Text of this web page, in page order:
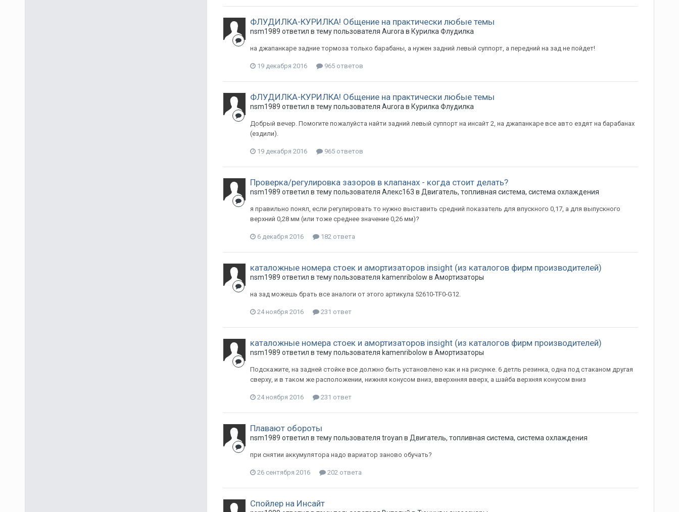
ФЛУДИЛКА-КУРИЛКА! Общение на практически любые темы
nsm1989 ответил в тему пользователя Aurora в Курилка Флудилка
на джапанкаре задние тормоза только барабаны, а нужен задний левый суппорт, а передний на зад не пойдет!
19 декабря 2016 965 ответов
ФЛУДИЛКА-КУРИЛКА! Общение на практически любые темы
nsm1989 ответил в тему пользователя Aurora в Курилка Флудилка
Добрый вечер. Помогите пожалуйста найти задний левый суппорт на инсайт 2, на джапанкаре все авто ездят на барабанах
(ездили).
19 декабря 2016 965 ответов
Проверка/регулировка зазоров в клапанах - когда стоит делать?
nsm1989 ответил в тему пользователя Алекс163 в Двигатель, топливная система, система охлаждения
я правильно понял, если регулировать то нужно выставить средний показатель для впускного 0,17, а для выпускного
верхний 0,28 мм (или тоже среднее значение 0,26 мм)?
6 декабря 2016 182 ответа
каталожные номера стоек и амортизаторов insight (из каталогов фирм производителей)
nsm1989 ответил в тему пользователя kamenribolow в Амортизаторы
на зад можешь брать все аналоги от этого артикула 52610-TF0-G12.
24 ноября 2016 231 ответ
каталожные номера стоек и амортизаторов insight (из каталогов фирм производителей)
nsm1989 ответил в тему пользователя kamenribolow в Амортизаторы
Подскажите, на задней стойке все должно быть установлено как и на рисунке. 6 детль резинка, одна под стаканом другая
сверху, и в таком же расположении, нижняя конусом вниз, вверхнняя вверх, а шайба верхняя конусом вниз
24 ноября 2016 231 ответ
Плавают обороты
nsm1989 ответил в тему пользователя troyan в Двигатель, топливная система, система охлаждения
при снятии аккумулятора надо вариатор заново обучать?
26 сентября 2016 202 ответа
Спойлер на Инсайт